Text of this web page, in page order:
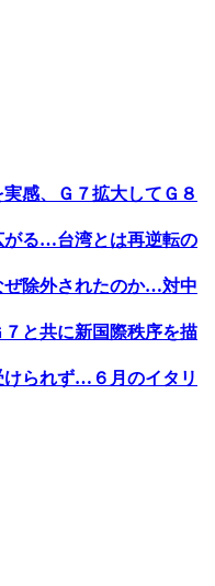
感、Ｇ７拡大してＧ８
がる…台湾とは再逆転の
ぜ除外されたのか…対中
と共に新国際秩序を描
られず…６月のイタリ